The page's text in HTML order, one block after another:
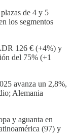
de 4 y 5
los segmentos
126 € (+4%) y
del 75% (+1
avanza un 2,8%,
Alemania
y aguanta en
(97) y